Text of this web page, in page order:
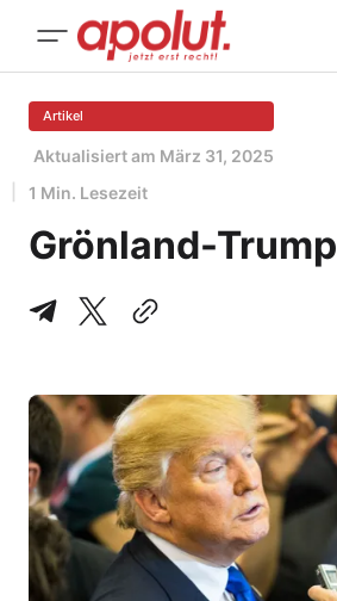
Artikel
Aktualisiert am März 31, 2025
1 Min. Lesezeit
Grönland-Trump